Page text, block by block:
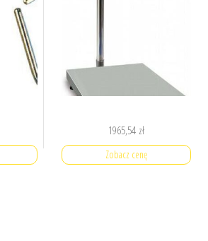
1965,54 zł
Zobacz cenę